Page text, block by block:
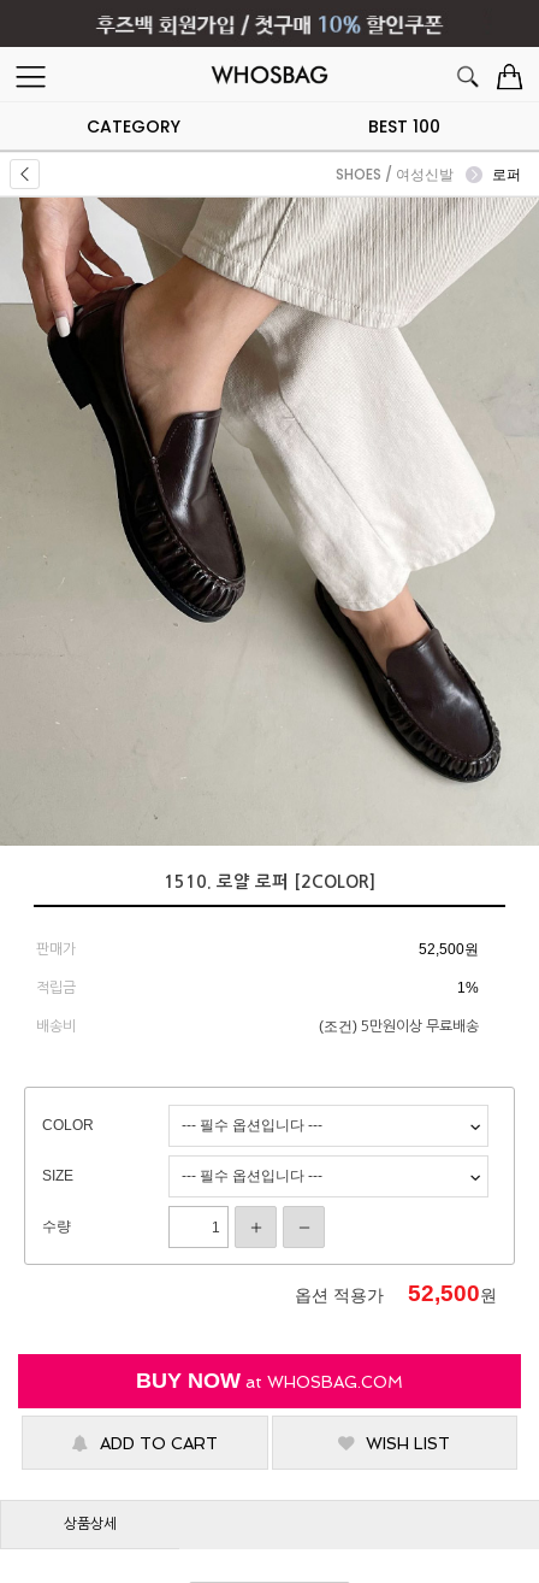
CATEGORY BEST 100
SHOES / 여성신발 로퍼
1510. 로얄 로퍼 [2COLOR]
판매가 52,500원
적립금 1%
배송비 (조건) 5만원이상 무료배송
COLOR
SIZE
수량
옵션 적용가 52,500원
BUY NOW at WHOSBAG.COM
ADD TO CART WISH LIST
상품상세